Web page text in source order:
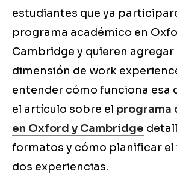
estudiantes que ya
programa académico en
Cambridge y quieren
dimensión de work
entender cómo funciona esa
el artículo sobre el programa
en Oxford y Cambridge
formatos y cómo planificar el
dos experiencias.